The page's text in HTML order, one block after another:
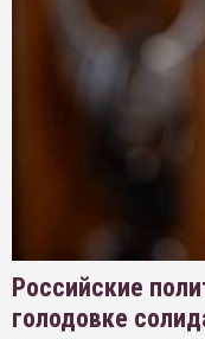
Российские
голодовке